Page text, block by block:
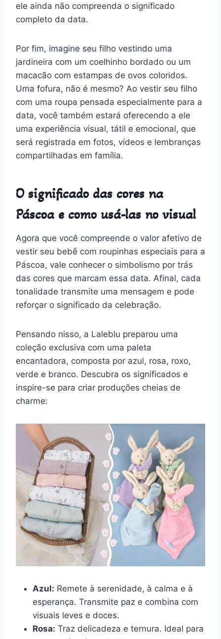
ele ainda não compreenda o significado
completo da data.
Por fim, imagine seu filho vestindo uma
jardineira com um coelhinho bordado ou um
macacão com estampas de ovos coloridos.
Uma fofura, não é mesmo? Ao vestir seu filho
com uma roupa pensada especialmente para a
data, você também estará oferecendo a ele
uma experiência visual, tátil e emocional, que
será registrada em fotos, vídeos e lembranças
compartilhadas em família.
O significado das cores na
Páscoa e como usá-las no visual
Agora que você compreende o valor afetivo de
vestir seu bebê com roupinhas especiais para a
Páscoa, vale conhecer o simbolismo por trás
das cores que marcam essa data. Afinal, cada
tonalidade transmite uma mensagem e pode
reforçar o significado da celebração.
Pensando nisso, a Laleblu preparou uma
coleção exclusiva com uma paleta
encantadora, composta por azul, rosa, roxo,
verde e branco. Descubra os significados e
inspire-se para criar produções cheias de
charme:
Azul: Remete à serenidade, à calma e à
esperança. Transmite paz e combina com
visuais leves e doces.
Rosa: Traz delicadeza e ternura. Ideal para